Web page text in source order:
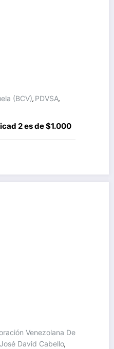
(BCV), PDVSA,
2 es de $1.000
Venezolana De
José David Cabello,